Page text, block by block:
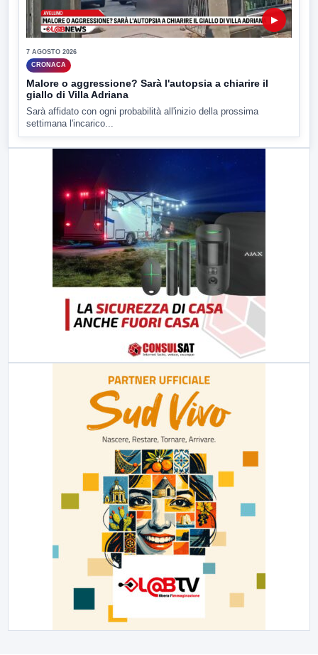
▶
7 AGOSTO 2026
CRONACA
Malore o aggressione? Sarà l'autopsia a chiarire il
giallo di Villa Adriana
Sarà affidato con ogni probabilità all'inizio della prossima
settimana l'incarico...